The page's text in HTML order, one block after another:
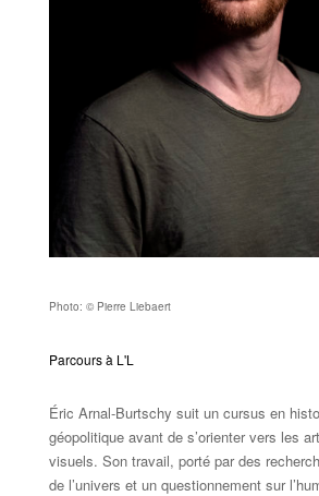
Photo: © Pierre Liebaert
Parcours à L'L
Éric Arnal-Burtschy suit un cursus en
géopolitique avant de s’orienter vers les
visuels. Son travail, porté par des
de l’univers et un questionnement sur